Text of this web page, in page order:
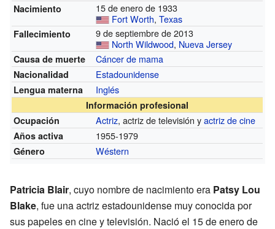
Nacimiento
15 de enero de 1933
Fort Worth,Texas
Fallecimiento
9 de septiembre de 2013
North Wildwood, Nueva Jersey
Causa de muerte Cáncer de mama
Nacionalidad Estadounidense
Lengua materna Inglés
Información profesional
Ocupación
Actriz, actriz de televisión yactriz de cine
Años activa 1955-1979
Género Wéstern
Patricia Blair, cuyo nombre de nacimiento era Patsy Lou
Blake, fue una actriz estadounidense muy conocida por
sus papeles en cine y televisión. Nació el 15 de enero de